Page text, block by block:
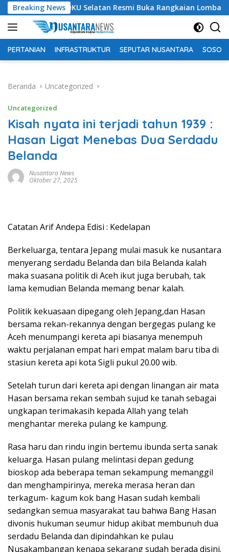
Langsung
ke
konten
Breaking News
OKU Selatan Resmi Buka Rangkaian Lomba Peringatan
PERTANIAN INFRASTRUKTUR SEPUTAR NUSANTARA SOSOK
Beranda Uncategorized
Uncategorized
Kisah nyata ini terjadi tahun 1939 :
Hasan Ligat Menebas Dua Serdadu
Belanda
Nusantara News
Oktober 27, 2025
Catatan Arif Andepa Edisi : Kedelapan
Berkeluarga, tentara Jepang mulai masuk ke nusantara
menyerang serdadu Belanda dan bila Belanda kalah
maka suasana politik di Aceh ikut juga berubah, tak
lama kemudian Belanda memang benar kalah.
Politik kekuasaan dipegang oleh Jepang,dan Hasan
bersama rekan-rekannya dengan bergegas pulang ke
Aceh menumpangi kereta api biasanya menempuh
waktu perjalanan empat hari empat malam baru tiba di
stasiun kereta api kota Sigli pukul 20.00 wib.
Setelah turun dari kereta api dengan linangan air mata
Hasan bersama rekan sembah sujud ke tanah sebagai
ungkapan terimakasih kepada Allah yang telah
menghantar mereka pulang ke kampung.
Rasa haru dan rindu ingin bertemu ibunda serta sanak
keluarga. Hasan pulang melintasi depan gedung
bioskop ada beberapa teman sekampung memanggil
dan menghampirinya, mereka merasa heran dan
terkagum- kagum kok bang Hasan sudah kembali
sedangkan semua masyarakat tau bahwa Bang Hasan
divonis hukuman seumur hidup akibat membunuh dua
serdadu Belanda dan dipindahkan ke pulau
Nusakambangan kenapa sekarang sudah berada disini.